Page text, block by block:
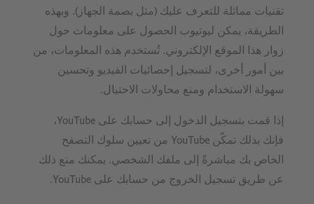
تقنيات مماثلة للتعرف عليك (مثل بصمة الجهاز). وبهذه
الطريقة، يمكن ليوتيوب الحصول على معلومات حول
زوار هذا الموقع الإلكتروني. تُستخدم هذه المعلومات، من
بين أمور أخرى، لتسجيل إحصائيات الفيديو وتحسين
سهولة الاستخدام ومنع محاولات الاحتيال.
إذا قمت بتسجيل الدخول إلى حسابك على YouTube،
فإنك بذلك تمكّن YouTube من تعيين سلوك التصفح
الخاص بك مباشرةً إلى ملفك الشخصي. يمكنك منع ذلك
عن طريق تسجيل الخروج من حسابك على YouTube.